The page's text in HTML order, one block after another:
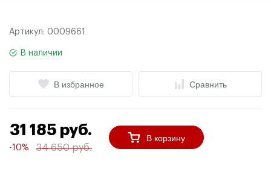
Артикул: 0009661
В наличии
В избранное Сравнить
31 185 руб.
-10% 34 650 руб.
В корзину